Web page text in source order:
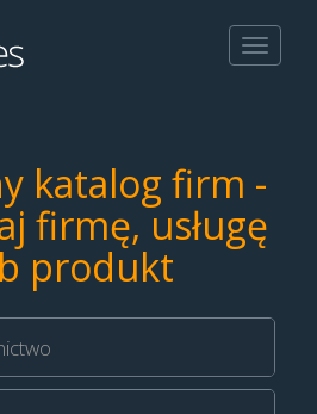
Toggle
katalog firm -
firmę, usługę
produkt